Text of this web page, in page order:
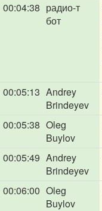
00:04:38 радио-т
бот
00:05:13 Andrey
Brindeyev
00:05:38 Oleg
Buylov
00:05:49 Andrey
Brindeyev
00:06:00 Oleg
Buylov